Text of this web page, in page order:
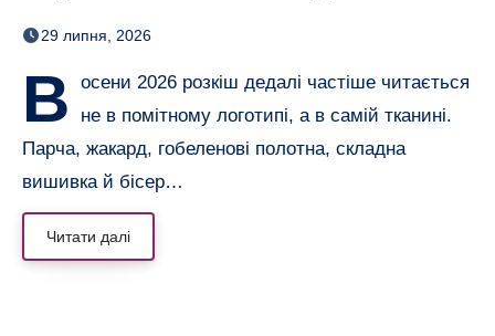
нову розкіш осені
29 липня, 2026
В
осени 2026 розкіш дедалі частіше читається
не в помітному логотипі, а в самій тканині.
Парча, жакард, гобеленові полотна, складна
вишивка й бісер…
Читати далі